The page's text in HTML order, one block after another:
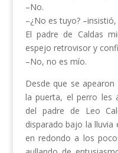
–No.
–¿No es tuyo?
El padre de Caldas
espejo retrovisor y
–No, no es mío.
Desde que se
la puerta, el perro les
del padre de Leo
disparado bajo la lluvia
en redondo a los